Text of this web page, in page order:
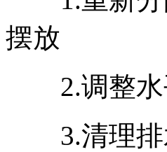
摆放
2.调整水
3.清理排